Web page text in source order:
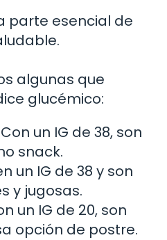
parte esencial de
algunas que
glucémico:
Con un IG de 38, son
snack.
un IG de 38 y son
y jugosas.
un IG de 20, son
opción de postre.